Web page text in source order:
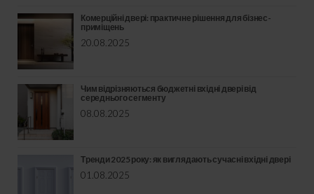
Комерційні двері: практичне рішення для бізнес-
приміщень
20.08.2025
Чим відрізняються бюджетні вхідні двері від
середнього сегменту
08.08.2025
Тренди 2025 року: як виглядають сучасні вхідні двері
01.08.2025